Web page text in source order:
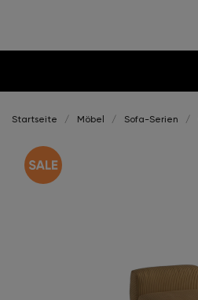
Startseite Möbel Sofa-Serien